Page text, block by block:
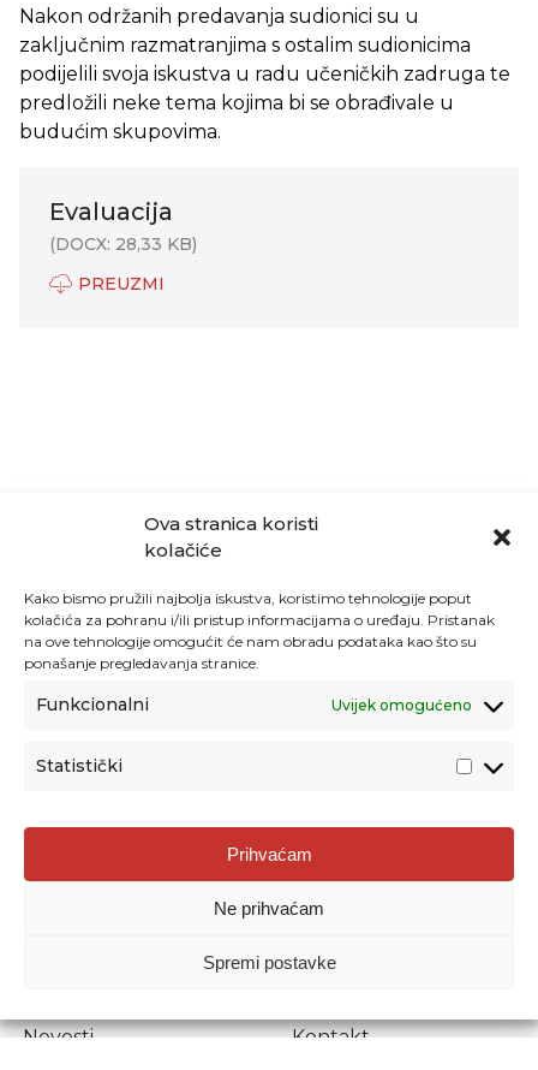
Ova stranica koristi
kolačiće
Kako bismo pružili najbolja iskustva, koristimo tehnologije poput
kolačića za pohranu i/ili pristup informacijama o uređaju. Pristanak
na ove tehnologije omogućit će nam obradu podataka kao što su
ponašanje pregledavanja stranice.
Funkcionalni Uvijek omogućeno
Statistički
Prihvaćam
Ne prihvaćam
Spremi postavke
Nakon održanih predavanja sudionici su u
zaključnim razmatranjima s ostalim sudionicima
podijelili svoja iskustva u radu učeničkih zadruga te
predložili neke tema kojima bi se obrađivale u
budućim skupovima.
Evaluacija
(DOCX: 28,33 KB)
PREUZMI
Agencija za odgoj i obrazovanje
Donje Svetice 38, 10000 Zagreb
1778129
Prenošenje sadržaja dopušteno je uz navođenje izvora.
Novosti
Kontakt